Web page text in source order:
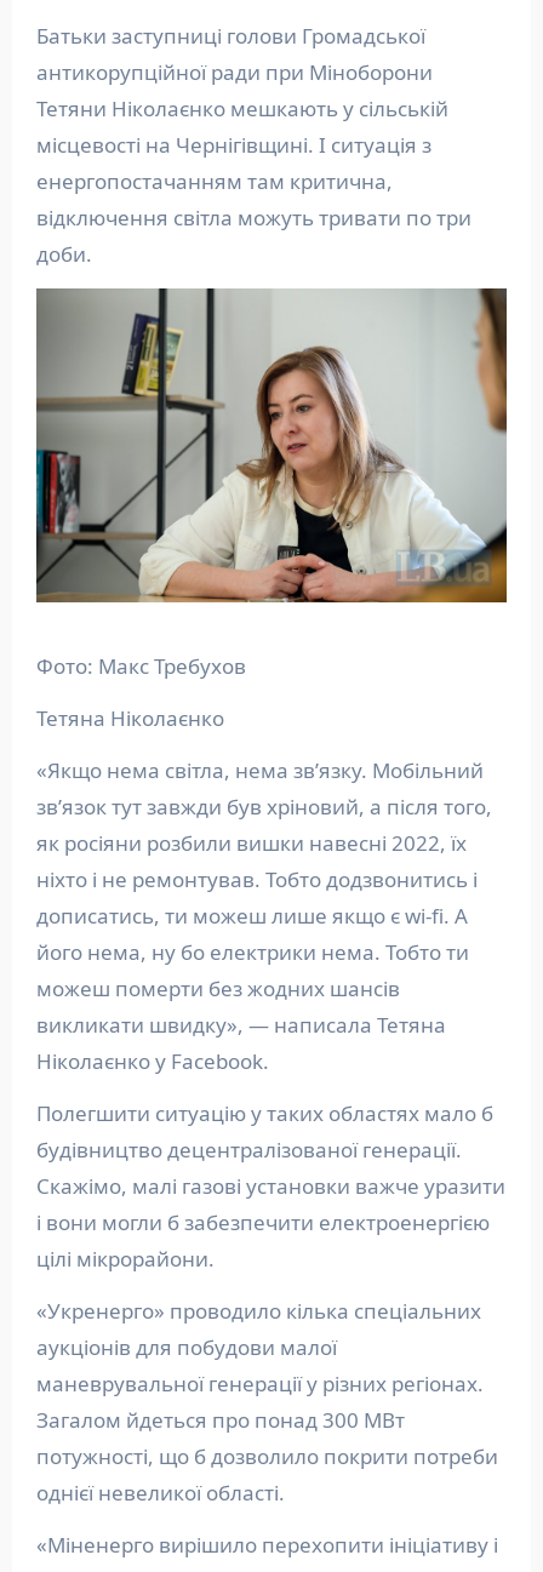
Батьки заступниці голови Громадської
антикорупційної ради при Міноборони
Тетяни Ніколаєнко мешкають у сільській
місцевості на Чернігівщині. І ситуація з
енергопостачанням там критична,
відключення світла можуть тривати по три
доби.
Фото: Макс Требухов
Тетяна Ніколаєнко
«Якщо нема світла, нема звʼязку. Мобільний
звʼязок тут завжди був хріновий, а після того,
як росіяни розбили вишки навесні 2022, їх
ніхто і не ремонтував. Тобто додзвонитись і
дописатись, ти можеш лише якщо є wi-fi. А
його нема, ну бо електрики нема. Тобто ти
можеш померти без жодних шансів
викликати швидку», — написала Тетяна
Ніколаєнко у Facebook.
Полегшити ситуацію у таких областях мало б
будівництво децентралізованої генерації.
Скажімо, малі газові установки важче уразити
і вони могли б забезпечити електроенергією
цілі мікрорайони.
«Укренерго» проводило кілька спеціальних
аукціонів для побудови малої
маневрувальної генерації у різних регіонах.
Загалом йдеться про понад 300 МВт
потужності, що б дозволило покрити потреби
однієї невеликої області.
«Міненерго вирішило перехопити ініціативу і